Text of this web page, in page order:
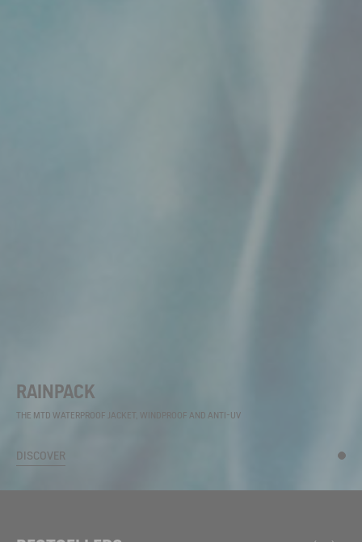
RAINPACK
THE MTD WATERPROOF JACKET, WINDPROOF AND ANTI-UV
DISCOVER